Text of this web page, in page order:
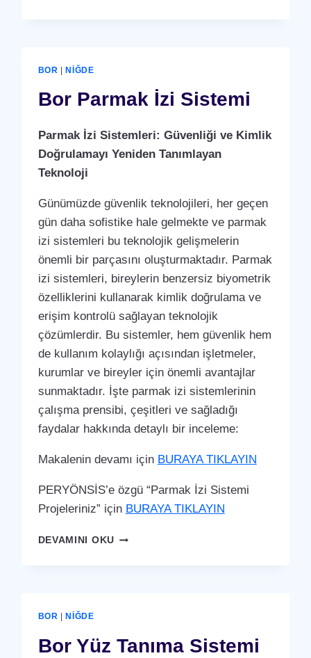
BOR |NIĞDE
Bor Parmak İzi Sistemi
Parmak İzi Sistemleri: Güvenliği ve Kimlik
Doğrulamayı Yeniden Tanımlayan
Teknoloji
Günümüzde güvenlik teknolojileri, her geçen
gün daha sofistike hale gelmekte ve parmak
izi sistemleri bu teknolojik gelişmelerin
önemli bir parçasını oluşturmaktadır. Parmak
izi sistemleri, bireylerin benzersiz biyometrik
özelliklerini kullanarak kimlik doğrulama ve
erişim kontrolü sağlayan teknolojik
çözümlerdir. Bu sistemler, hem güvenlik hem
de kullanım kolaylığı açısından işletmeler,
kurumlar ve bireyler için önemli avantajlar
sunmaktadır. İşte parmak izi sistemlerinin
çalışma prensibi, çeşitleri ve sağladığı
faydalar hakkında detaylı bir inceleme:
Makalenin devamı için BURAYA TIKLAYIN
PERYÖNSİS’e özgü “Parmak İzi Sistemi
Projeleriniz” için BURAYA TIKLAYIN
DEVAMINI OKUBOR
BOR NIĞDE
Bor Yüz Tanıma Sistemi